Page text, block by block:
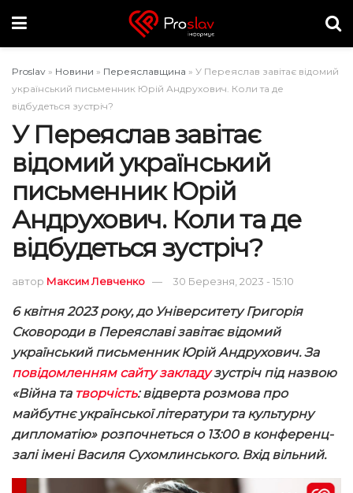
Proslav » Новини » Переяславщина » У Переяслав завітає відомий
український письменник Юрій Андрухович. Коли та де
відбудеться зустріч?
У Переяслав завітає
відомий український
письменник Юрій
Андрухович. Коли та де
відбудеться зустріч?
автор Максим Левченко 30 Березня, 2023 - 15:10
6 квітня 2023 року, до Університету Григорія
Сковороди в Переяславі завітає відомий
український письменник Юрій Андрухович. За
повідомленням сайту закладузустріч під назвою
«Війна та творчість: відверта розмова про
майбутнє української літератури та культурну
дипломатію» розпочнеться о 13:00 в конференц-
залі імені Василя Сухомлинського. Вхід вільний.